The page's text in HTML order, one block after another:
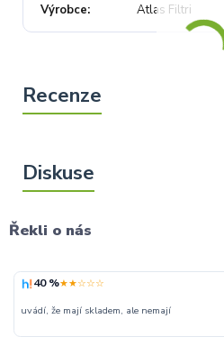
Výrobce Atlas Filtri
Řekli o nás
40 %★★☆☆☆
uvádí, že mají skladem, ale nemají